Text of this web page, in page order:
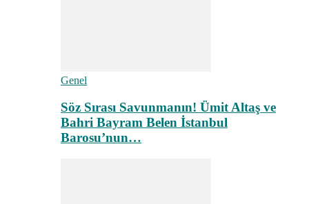
Genel
Söz Sırası Savunmanın! Ümit Altaş ve
Bahri Bayram Belen İstanbul
Barosu’nun…